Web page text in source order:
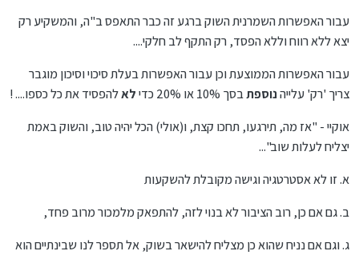
עבור האפשרות השמרנית השוק ברגע זה כבר התאפס ב"ה, והמשקיע רק
יצא ללא רווח וללא הפסד, רק התקף לב חלקי....
עבור האפשרות הממוצעת וכן עבור האפשרות בעלת סיכוי וסיכון מוגבר
צריך 'רק' עלייהנוספתבסך 10% או 20% כדי לאלהפסיד את כל כספו.... !
אוקיי - "אז מה, תירגעו, תחכו קצת, ו(אולי) הכל יהיה טוב, והשוק באמת
יצליח לעלות שוב"...
א. זו לא אסטרטגיה וגישה מקובלת להשקעות
ב. גם אם כן, רוב הציבור לא בנוי לזה, להתפאק מלמכור מרוב פחד,
ג. וגם אם נניח שהוא כן מצליח להישאר בשוק, אל תספר לנו שבינתיים הוא